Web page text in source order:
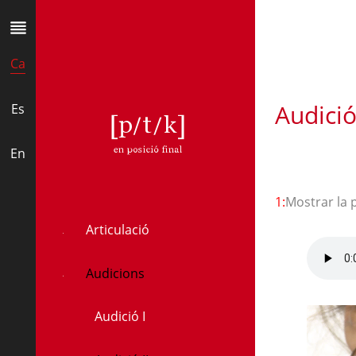
Ca
Es
En t
Articulació
Audicions
Audició I
1:Mostrar la